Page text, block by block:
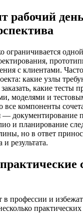
рабочий
ограничивается
с клиентами.
какие узлы
какие тесты
моделями и
все компоненты
— документирование
и планирование
но в ответ
результата.
в профессии и